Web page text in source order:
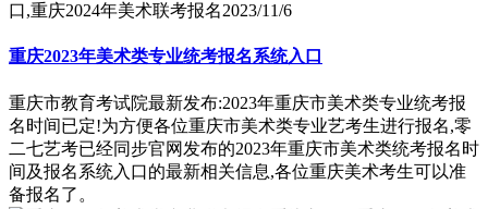
口,重庆2024年美术联考报名2023/11/6
重庆2023年美术类专业统考报名系统入口
重庆市教育考试院最新发布:2023年重庆市美术类专业统考报
名时间已定!为方便各位重庆市美术类专业艺考生进行报名,零
二七艺考已经同步官网发布的2023年重庆市美术类统考报名时
间及报名系统入口的最新相关信息,各位重庆美术考生可以准
备报名了。